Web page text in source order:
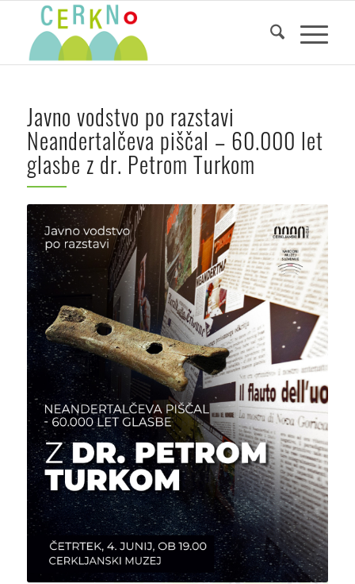
Javno vodstvo po razstavi
Neandertalčeva piščal – 60.000 let
glasbe z dr. Petrom Turkom